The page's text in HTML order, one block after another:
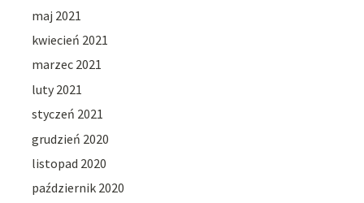
maj 2021
kwiecień 2021
marzec 2021
luty 2021
styczeń 2021
grudzień 2020
listopad 2020
październik 2020